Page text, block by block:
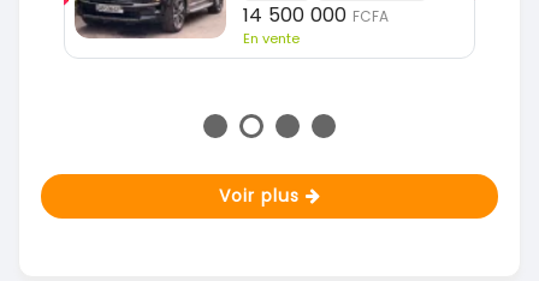
14 500 000 FCFA
En vente
Voir plus